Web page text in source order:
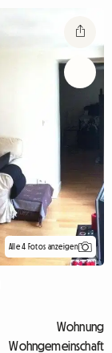
Alle 4 Fotos anzeigen
Wohnung
Wohngemeinschaft